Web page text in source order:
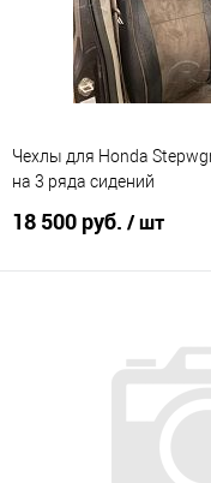
Чехлы для Honda
на 3 ряда сидений
18 500 руб. / шт
Купить в 1 клик